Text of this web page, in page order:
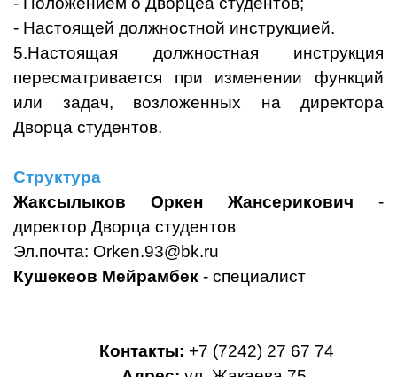
- Настоящей должностной инструкцией.
5.Настоящая должностная инструкция
пересматривается при изменении функций
или задач, возложенных на директора
Дворца студентов.
Структура
Жаксылыков Оркен Жансерикович -
директор Дворца студентов
Эл.почта: Orken.93@bk.ru
Кушекеов Мейрамбек - специалист
Контакты: +7 (7242) 27 67 74